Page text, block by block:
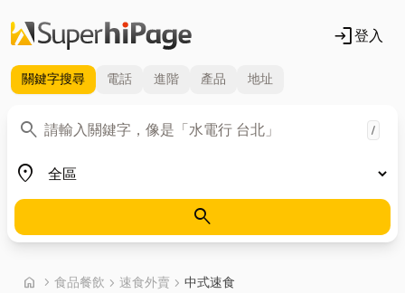
login登入
關鍵字搜尋 電話 進階 產品 地址
search
關鍵字 /
place
地區
search
home chevron_right 首頁
食品餐飲 chevron_right 速食外賣 chevron_right 中式速食